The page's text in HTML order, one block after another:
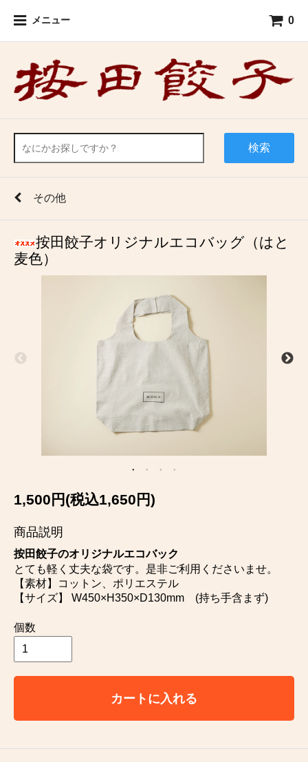
メニュー 0
検索
その他
按田餃子オリジナルエコバッグ（はと
麦色）
1,500円(税込1,650円)
商品説明
按田餃子のオリジナルエコバック
とても軽く丈夫な袋です。是非ご利用くださいませ。
【素材】コットン、ポリエステル
【サイズ】 W450×H350×D130mm (持ち手含まず)
個数
カートに入れる